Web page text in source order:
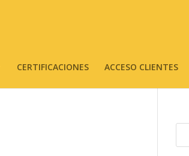
CERTIFICACIONES ACCESO CLIENTES